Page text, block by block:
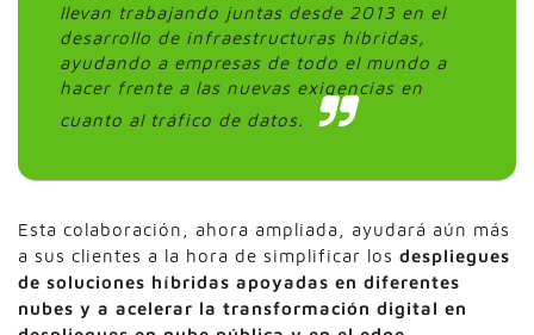
llevan trabajando juntas desde 2013 en el
desarrollo de infraestructuras híbridas,
ayudando a empresas de todo el mundo a
hacer frente a las nuevas exigencias en
cuanto al tráfico de datos.
Esta colaboración, ahora ampliada, ayudará aún más
a sus clientes a la hora de simplificar los despliegues
de soluciones híbridas apoyadas en diferentes
nubes y a acelerar la transformación digital en